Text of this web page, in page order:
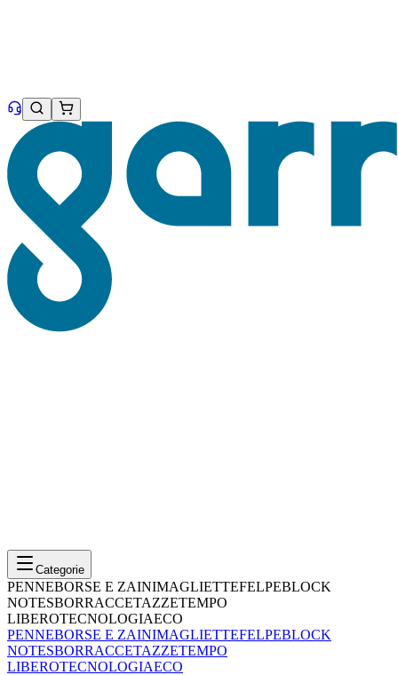
Categorie
PENNEBORSE E ZAINIMAGLIETTEFELPEBLOCK
NOTESBORRACCETAZZETEMPO
LIBEROTECNOLOGIAECO
PENNEBORSE E ZAINIMAGLIETTEFELPEBLOCK
NOTESBORRACCETAZZETEMPO
LIBEROTECNOLOGIAECO